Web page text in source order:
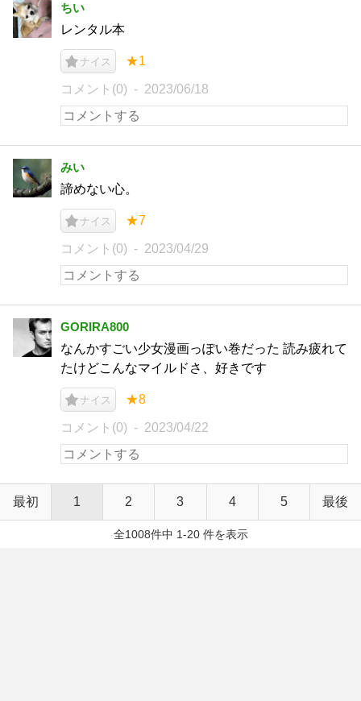
ちい
レンタル本
ナイス ★1
コメント(0) 2023/06/18
みい
諦めない心。
ナイス ★7
コメント(0) 2023/04/29
GORIRA800
なんかすごい少女漫画っぽい巻だった 読み疲れて
たけどこんなマイルドさ、好きです
ナイス ★8
コメント(0) 2023/04/22
最初 1 2 3 4 5 最後
全1008件中 1-20 件を表示